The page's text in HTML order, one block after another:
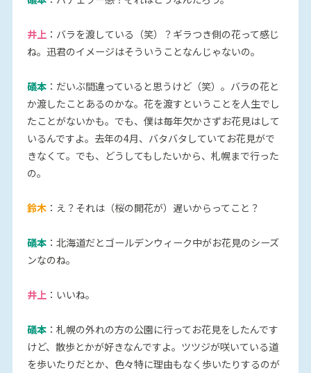
井上 ：バラを渡している（笑）？ギラつき側の花って感じ
ね。迅君のイメージはそういうことなんじゃないの。
礒本：だいぶ間違っていると思うけど（笑）。バラの花と
か渡したことあるのかな。花を渡すということを人生でし
たことがないかも。でも、僕は毎年欠かさずお花見はして
いるんですよ。去年の4月、バタバタしていてお花見がで
きなくて。でも、どうしてもしたいから、札幌まで行った
の。
鈴木：え？それは（桜の開花が）遅いからってこと？
礒本：北海道だとゴールデンウィーク中がお花見のシーズ
ンなのね。
井上 ：いいね。
礒本：札幌の外れの方の公園に行ってお花見をしたんです
けど、散歩とかが好きなんですよ。ツツジが咲いている道
を歩いたりだとか、色々特に理由もなく歩いたりするのが